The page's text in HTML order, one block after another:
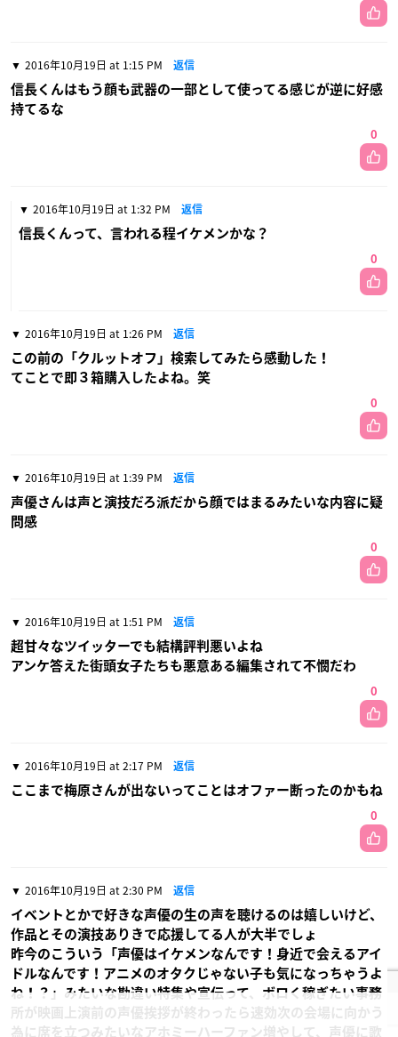
2016年10月19日 at 1:15 PM 返信
信長くんはもう顔も武器の一部として使ってる感じが逆に好感
持てるな
0
2016年10月19日 at 1:32 PM 返信
信長くんって、言われる程イケメンかな？
0
2016年10月19日 at 1:26 PM 返信
この前の「クルットオフ」検索してみたら感動した！
てことで即３箱購入したよね。笑
0
2016年10月19日 at 1:39 PM 返信
声優さんは声と演技だろ派だから顔ではまるみたいな内容に疑
問感
0
2016年10月19日 at 1:51 PM 返信
超甘々なツイッターでも結構評判悪いよね
アンケ答えた街頭女子たちも悪意ある編集されて不憫だわ
0
2016年10月19日 at 2:17 PM 返信
ここまで梅原さんが出ないってことはオファー断ったのかもね
0
2016年10月19日 at 2:30 PM 返信
イベントとかで好きな声優の生の声を聴けるのは嬉しいけど、
作品とその演技ありきで応援してる人が大半でしょ
昨今のこういう「声優はイケメンなんです！身近で会えるアイ
ドルなんです！アニメのオタクじゃない子も気になっちゃうよ
ね！？」みたいな勘違い特集や宣伝って、ボロく稼ぎたい事務
所が映画上演前の声優挨拶が終わったら速効次の会場に向かう
為に席を立つみたいなアホミーハーファン増やして、声優に歌